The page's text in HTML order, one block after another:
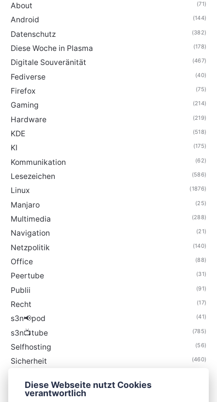
About (71)
Android (144)
Datenschutz (382)
Diese Woche in Plasma (178)
Digitale Souveränität (467)
Fediverse (40)
Firefox (75)
Gaming (214)
Hardware (219)
KDE (518)
KI (175)
Kommunikation (62)
Lesezeichen (586)
Linux (1876)
Manjaro (25)
Multimedia (288)
Navigation (21)
Netzpolitik (140)
Office (88)
Peertube (31)
Publii (91)
Recht (17)
s3n📢pod (41)
s3n📺tube (785)
Selfhosting (56)
Sicherheit (460)
Thunderbird
Diese Webseite nutzt Cookies
verantwortlich